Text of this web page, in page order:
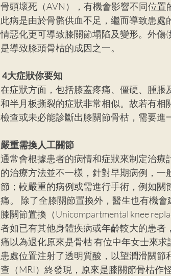
骨頭壞死（AVN），有機會影響不同位置
此病是由於骨骼供血不足，繼而導致患
情惡化更可導致膝關節塌陷及變形。外
是導致膝頭骨枯的成因之一。
4大症狀你要知
在症狀方面，包括膝蓋疼痛、僵硬、腫
和半月板撕裂的症狀非常相似。故若有
檢查或未必能診斷出膝關節骨枯，需要進
嚴重需換人工關節
通常會根據患者的病情和症狀來制定治
的治療方法並不一樣，針對早期病例，
節；較嚴重的病例或需進行手術，例如
痛。 除了全膝關節置換外，醫生也有機
膝關節置換（Unicompartmental knee
者如已有其他身體疾病或年齡較大的患
痛以為退化原來是骨枯 有位中年女士來
患處位置注射了透明質酸，以望潤滑關
查（MRI）終發現，原來是膝關節骨枯作怪